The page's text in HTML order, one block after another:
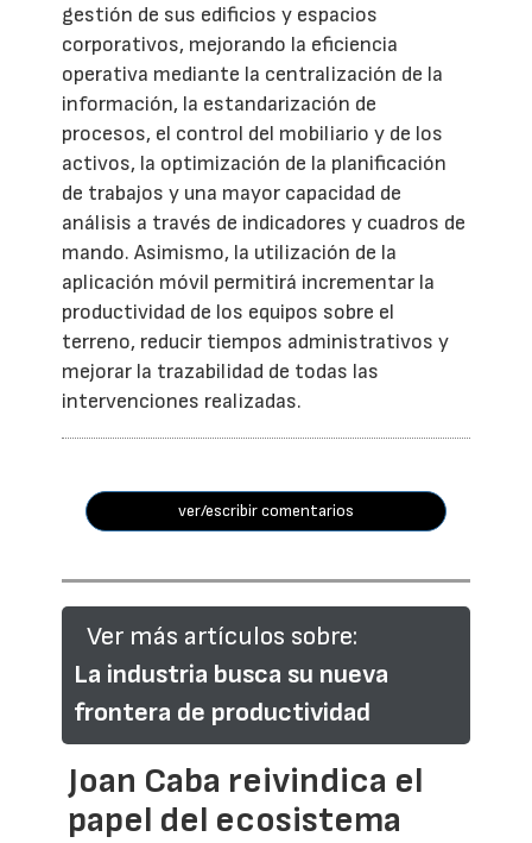
gestión de sus edificios y espacios
corporativos, mejorando la eficiencia
operativa mediante la centralización de la
información, la estandarización de
procesos, el control del mobiliario y de los
activos, la optimización de la planificación
de trabajos y una mayor capacidad de
análisis a través de indicadores y cuadros de
mando. Asimismo, la utilización de la
aplicación móvil permitirá incrementar la
productividad de los equipos sobre el
terreno, reducir tiempos administrativos y
mejorar la trazabilidad de todas las
intervenciones realizadas.
ver/escribir comentarios
Ver más artículos sobre:
La industria busca su nueva
frontera de productividad
Joan Caba reivindica el
papel del ecosistema